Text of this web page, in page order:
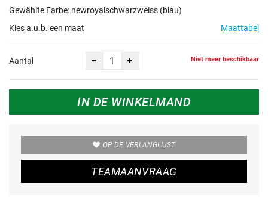
Gewählte Farbe: newroyalschwarzweiss (blau)
Kies a.u.b. een maat
Maattabel
Aantal Niet meer beschikbaar
IN DE WINKELMAND
OP DE VERLANGLIJST
TEAMAANVRAAG